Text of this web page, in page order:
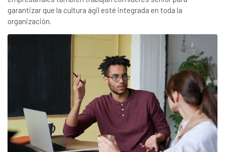
garantizar que la cultura ágil esté integrada en toda la
organización.